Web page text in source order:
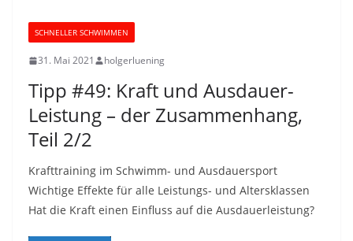
SCHNELLER SCHWIMMEN
31. Mai 2021 holgerluening
Tipp #49: Kraft und Ausdauer-
Leistung – der Zusammenhang,
Teil 2/2
Krafttraining im Schwimm- und Ausdauersport
Wichtige Effekte für alle Leistungs- und Altersklassen
Hat die Kraft einen Einfluss auf die Ausdauerleistung?